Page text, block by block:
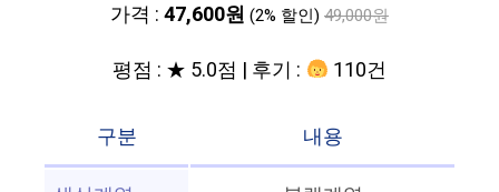
가격 :47,600원 (2% 할인) 49,000원
평점 : ★ 5.0점 | 후기 : 110건
구분
내용